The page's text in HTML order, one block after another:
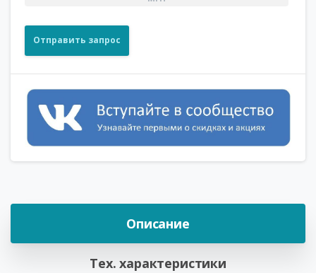
Отправить запрос
Описание
Тех. характеристики